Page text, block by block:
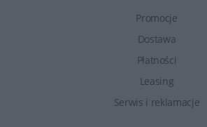
Promocje
Dostawa
Płatności
Leasing
Serwis i reklamacje